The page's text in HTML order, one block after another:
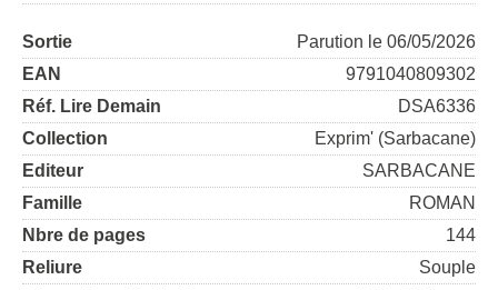
Sortie
Parution le 06/05/2026
EAN
9791040809302
Réf. Lire Demain
DSA6336
Collection
Exprim' (Sarbacane)
Editeur
SARBACANE
Famille
ROMAN
Nbre de pages
144
Reliure
Souple